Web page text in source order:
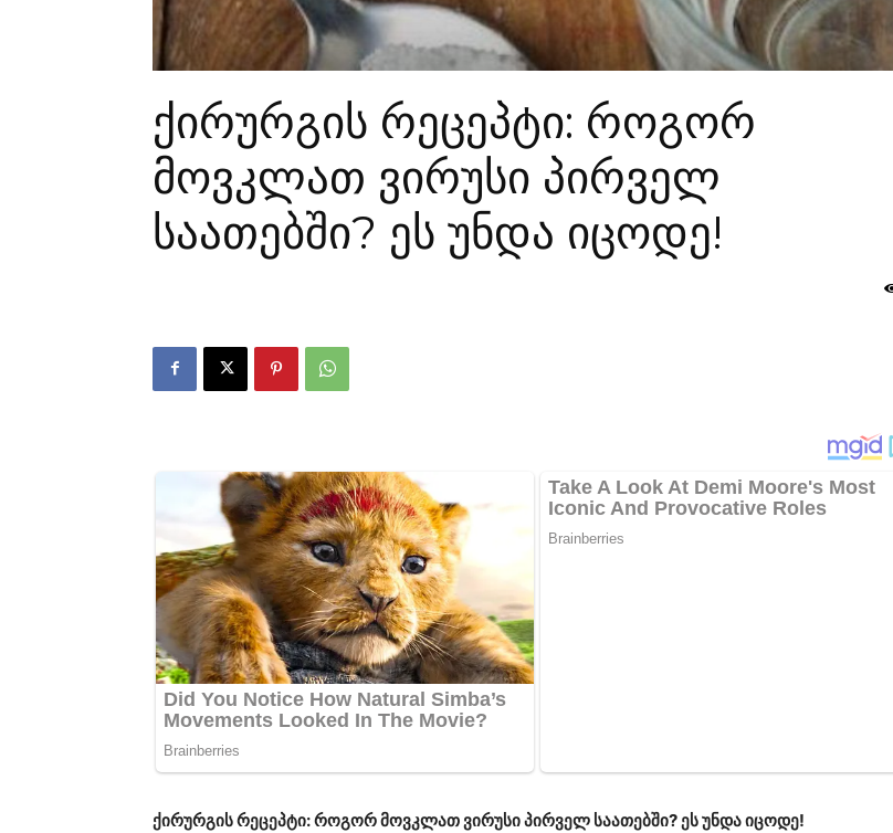
ქირურგის რეცეპტი: როგორ
მოვკლათ ვირუსი პირველ
საათებში? ეს უნდა იცოდე!
ქირურგის რეცეპტი: როგორ მოვკლათ ვირუსი პირველ საათებში? ეს უნდა იცოდე!